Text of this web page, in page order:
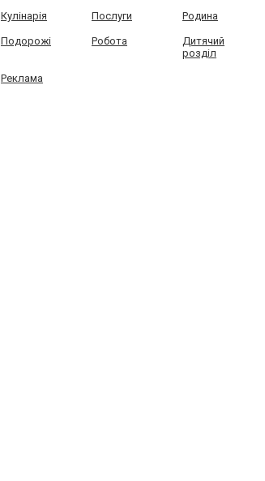
Кулінарія Послуги Родина
Подорожі Робота
Дитячий
розділ
Реклама